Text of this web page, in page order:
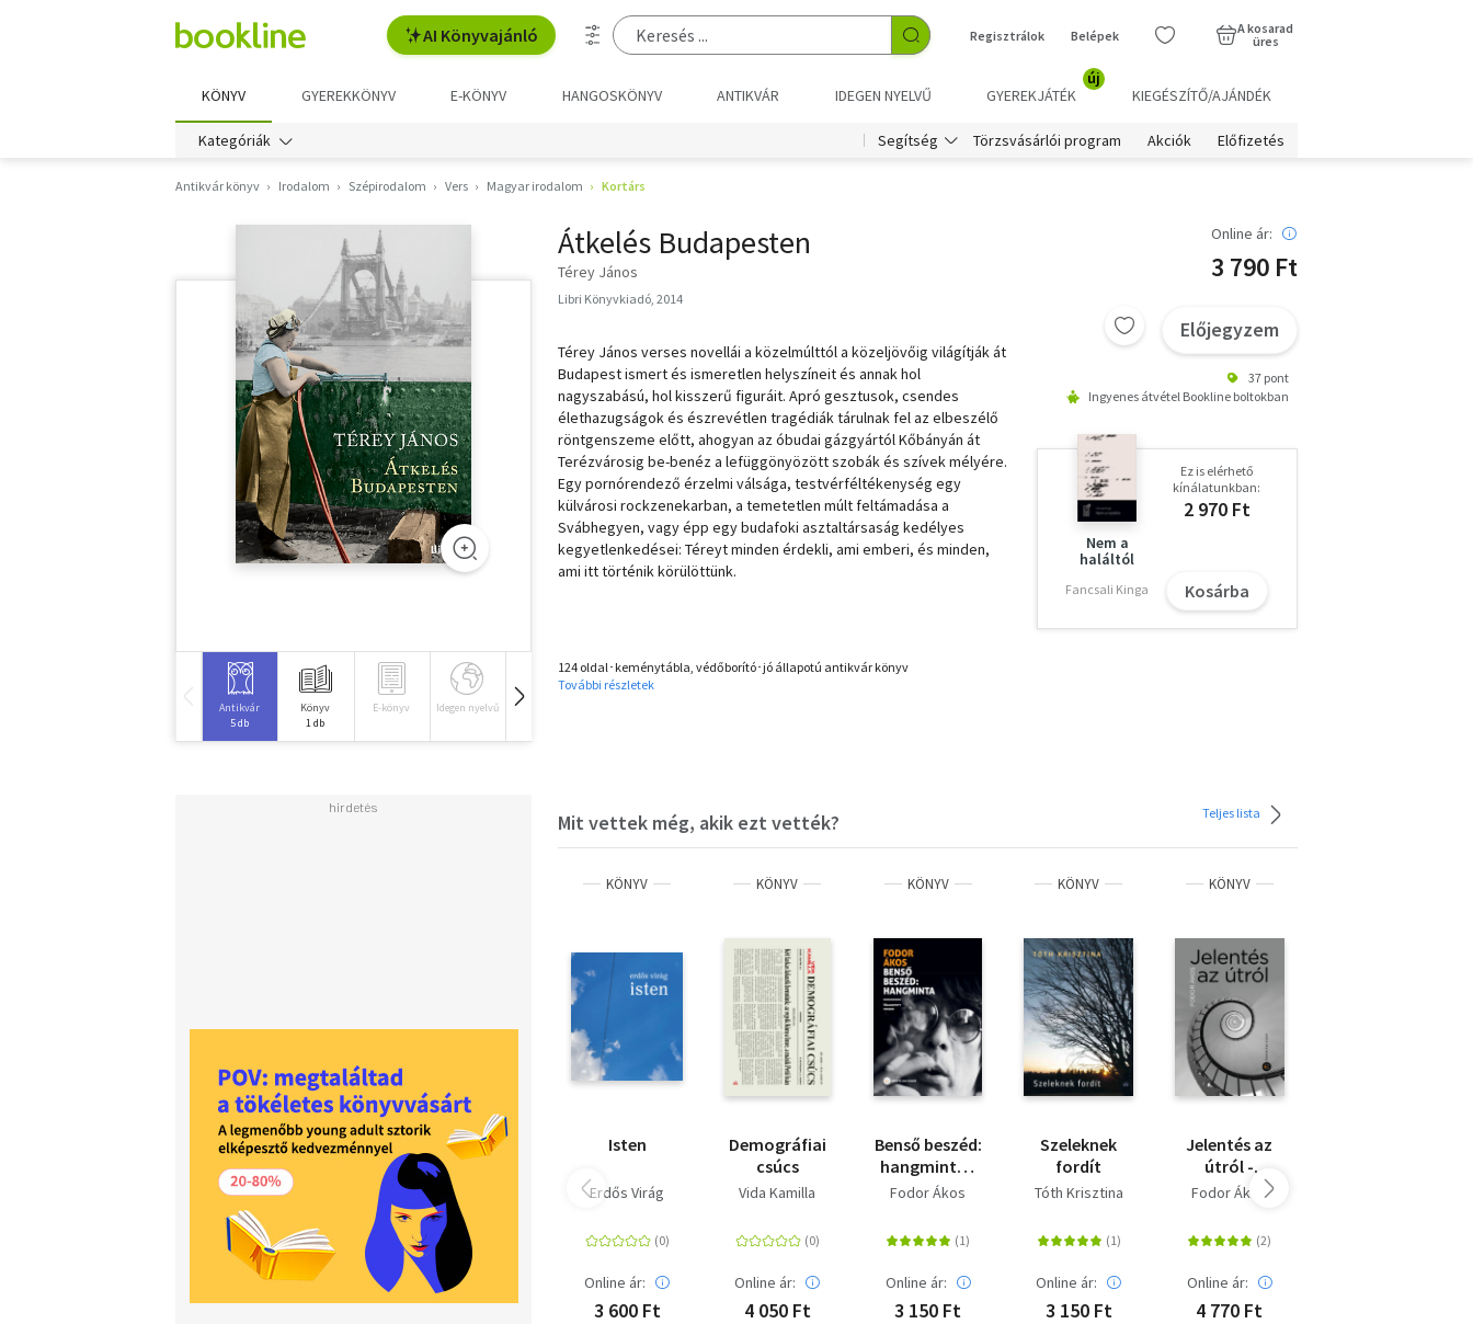
AI Könyvajánló Regisztrálok Belépek
A kosarad
üres
KÖNYV GYEREKKÖNYV E-KÖNYV HANGOSKÖNYV ANTIKVÁR IDEGEN NYELVŰ GYEREKJÁTÉK
új
KIEGÉSZÍTŐ/AJÁNDÉK
Kategóriák Segítség Törzsvásárlói program Akciók Előfizetés
Antikvár könyv Irodalom Szépirodalom Vers Magyar irodalom Kortárs
Antikvár
5 db
Könyv
1 db
E-könyv Idegen nyelvű Hangoskönyv
Átkelés Budapesten
Térey János
Libri Könyvkiadó, 2014
Térey János verses novellái a közelmúlttól a közeljövőig világítják át
Budapest ismert és ismeretlen helyszíneit és annak hol
nagyszabású, hol kisszerű figuráit. Apró gesztusok, csendes
élethazugságok és észrevétlen tragédiák tárulnak fel az elbeszélő
röntgenszeme előtt, ahogyan az óbudai gázgyártól Kőbányán át
Terézvárosig be-benéz a lefüggönyözött szobák és szívek mélyére.
Egy pornórendező érzelmi válsága, testvérféltékenység egy
külvárosi rockzenekarban, a temetetlen múlt feltámadása a
Svábhegyen, vagy épp egy budafoki asztaltársaság kedélyes
kegyetlenkedései: Téreyt minden érdekli, ami emberi, és minden,
ami itt történik körülöttünk.
124 oldal･keménytábla, védőborító･jó állapotú antikvár könyv
További részletek
Online ár:
3 790 Ft
Előjegyzem
37 pont
Ingyenes átvétel Bookline boltokban
Nem a
haláltól
Fancsali Kinga
Ez is elérhető
kínálatunkban:
2 970 Ft
Kosárba
Mit vettek még, akik ezt vették? Teljes lista
KÖNYV
Isten
Erdős Virág
Online ár:
3 600 Ft
KÖNYV
Demográfiai
csúcs
Vida Kamilla
Online ár:
4 050 Ft
KÖNYV
Benső beszéd:
hangminta -
Válogatott
Fodor Ákos
Online ár:
3 150 Ft
KÖNYV
Szeleknek
fordít
Tóth Krisztina
Online ár:
3 150 Ft
KÖNYV
Jelentés az
útról -
Feljegyzések
mostig
Fodor Ákos
Online ár:
4 770 Ft